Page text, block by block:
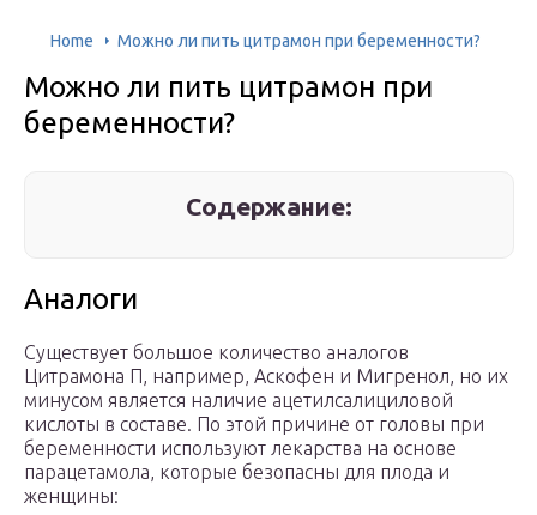
Home Можно ли пить цитрамон при беременности?
Можно ли пить цитрамон при
беременности?
Содержание:
Аналоги
Существует большое количество аналогов
Цитрамона П, например, Аскофен и Мигренол, но их
минусом является наличие ацетилсалициловой
кислоты в составе. По этой причине от головы при
беременности используют лекарства на основе
парацетамола, которые безопасны для плода и
женщины: